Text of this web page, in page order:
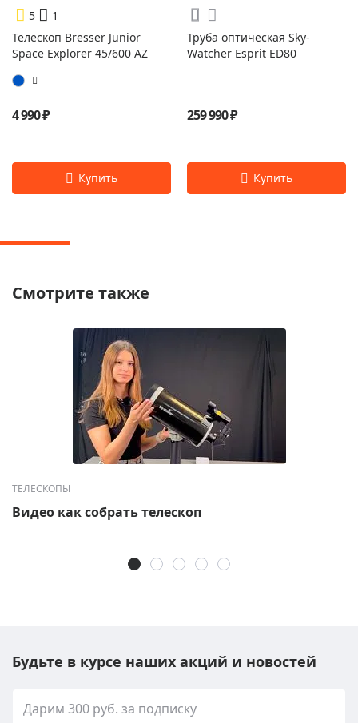
5
1
Телескоп Bresser Junior
Space Explorer 45/600 AZ
4 990 ₽
Труба оптическая Sky-
Watcher Esprit ED80
259 990 ₽
Смотрите также
ТЕЛЕСКОПЫ
Видео как собрать телескоп
Будьте в курсе наших акций и новостей